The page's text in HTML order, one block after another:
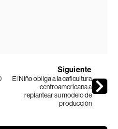
Siguiente
El Niño obliga a la caficultura
centroamericana a
replantear su modelo de
producción